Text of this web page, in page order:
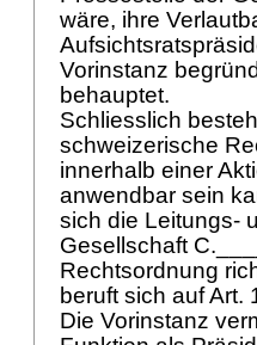
wäre, ihre
Vorinstanz
behauptet.
Schliesslich
schweizerische
innerhalb einer
anwendbar sein
sich die Leitungs-
Gesellschaft
Rechtsordnung
beruft sich aufArt.
Die Vorinstanz